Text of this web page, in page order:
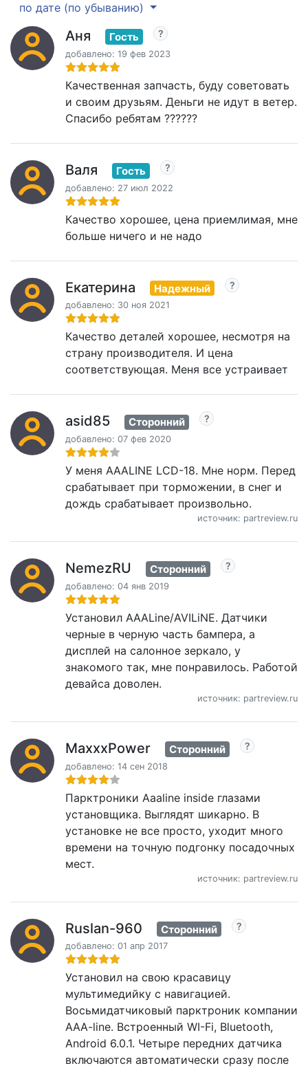
по дате (по убыванию)
Аня Гость
добавлено: 19 фев 2023
Качественная запчасть, буду советовать
и своим друзьям. Деньги не идут в ветер.
Спасибо ребятам ??????
Валя Гость
добавлено: 27 июл 2022
Качество хорошее, цена приемлимая, мне
больше ничего и не надо
Екатерина Надежный
добавлено: 30 ноя 2021
Качество деталей хорошее, несмотря на
страну производителя. И цена
соответствующая. Меня все устраивает
asid85 Сторонний
добавлено: 07 фев 2020
У меня AAALINE LCD-18. Мне норм. Перед
срабатывает при торможении, в снег и
дождь срабатывает произвольно.
источник: partreview.ru
NemezRU Сторонний
добавлено: 04 янв 2019
Установил AAALine/AVILiNE. Датчики
черные в черную часть бампера, а
дисплей на салонное зеркало, у
знакомого так, мне понравилось. Работой
девайса доволен.
источник: partreview.ru
MaxxxPower Сторонний
добавлено: 14 сен 2018
Парктроники Aaaline inside глазами
установщика. Выглядят шикарно. В
установке не все просто, уходит много
времени на точную подгонку посадочных
мест.
источник: partreview.ru
Ruslan-960 Сторонний
добавлено: 01 апр 2017
Установил на свою красавицу
мультимедийку с навигацией.
Восьмидатчиковый парктроник компании
AAA-line. Встроенный WI-Fi, Bluetooth,
Android 6.0.1. Четыре передних датчика
включаются автоматически сразу после